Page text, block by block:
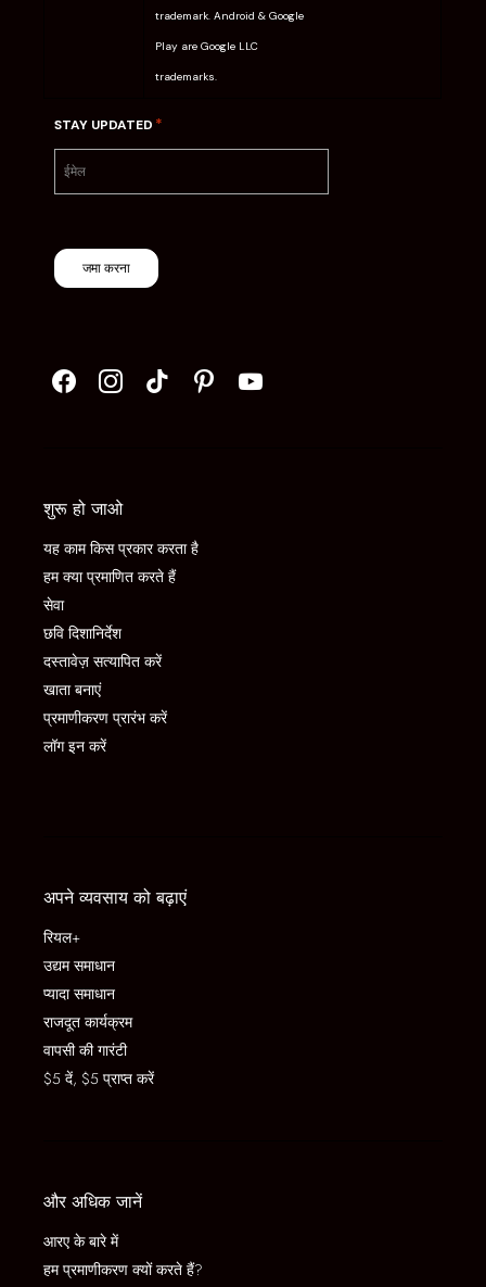
trademark. Android & Google
Play are Google LLC
trademarks.
STAY UPDATED *
जमा करना
शुरू हो जाओ
यह काम किस प्रकार करता है
हम क्या प्रमाणित करते हैं
सेवा
छवि दिशानिर्देश
दस्तावेज़ सत्यापित करें
खाता बनाएं
प्रमाणीकरण प्रारंभ करें
लॉग इन करें
अपने व्यवसाय को बढ़ाएं
रियल+
उद्यम समाधान
प्यादा समाधान
राजदूत कार्यक्रम
वापसी की गारंटी
$5 दें, $5 प्राप्त करें
और अधिक जानें
आरए के बारे में
हम प्रमाणीकरण क्यों करते हैं?